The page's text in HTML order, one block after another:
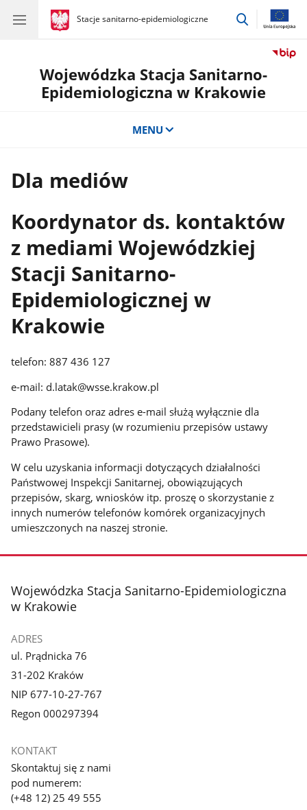
gov.pl
Stacje sanitarno-epidemiologiczne
gov.pl
Stacje
przejdź
Wojewódzka Stacja Sanitarno-
Epidemiologiczna w Krakowie
MENU
Dla mediów
Koordynator ds. kontaktów
z mediami Wojewódzkiej
Stacji Sanitarno-
Epidemiologicznej w
Krakowie
telefon: 887 436 127
e-mail: d.latak@wsse.krakow.pl
Podany telefon oraz adres e-mail służą wyłącznie dla
przedstawicieli prasy (w rozumieniu przepisów ustawy
Prawo Prasowe).
W celu uzyskania informacji dotyczących działalności
Państwowej Inspekcji Sanitarnej, obowiązujących
przepisów, skarg, wniosków itp. proszę o skorzystanie z
innych numerów telefonów komórek organizacyjnych
umieszczonych na naszej stronie.
stopka
Wojewódzka Stacja Sanitarno-Epidemiologiczna
w Krakowie
ADRES
ul. Prądnicka 76
31-202 Kraków
NIP 677-10-27-767
Regon 000297394
KONTAKT
Skontaktuj się z nami
pod numerem:
(+48 12) 25 49 555